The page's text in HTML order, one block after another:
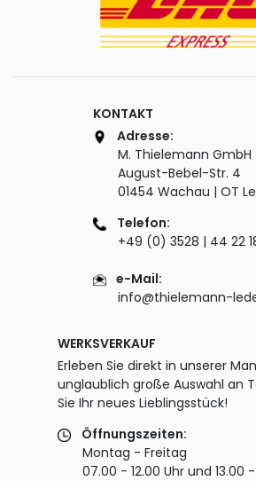
KONTAKT
Adresse:
M. Thielemann GmbH
August-Bebel-Str. 4
01454 Wachau | OT
Telefon:
+49 (0) 3528 | 44 22
e-Mail:
info@thielemann-
WERKSVERKAUF
Erleben Sie direkt in unserer
unglaublich große Auswahl an
Sie Ihr neues Lieblingsstück!
Öffnungszeiten:
Montag - Freitag
07.00 - 12.00 Uhr und 13.00 -